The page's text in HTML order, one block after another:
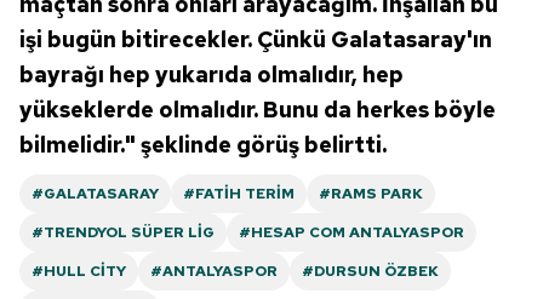
işi bugün bitirecekler. Çünkü Galatasaray'ın
bayrağı hep yukarıda olmalıdır, hep
yükseklerde olmalıdır. Bunu da herkes böyle
bilmelidir." şeklinde görüş belirtti.
#GALATASARAY #FATIH TERIM
#RAMS PARK
#TRENDYOL SÜPER LIG
#HESAP COM ANTALYASPOR
#HULL CITY
#ANTALYASPOR
#DURSUN ÖZBEK